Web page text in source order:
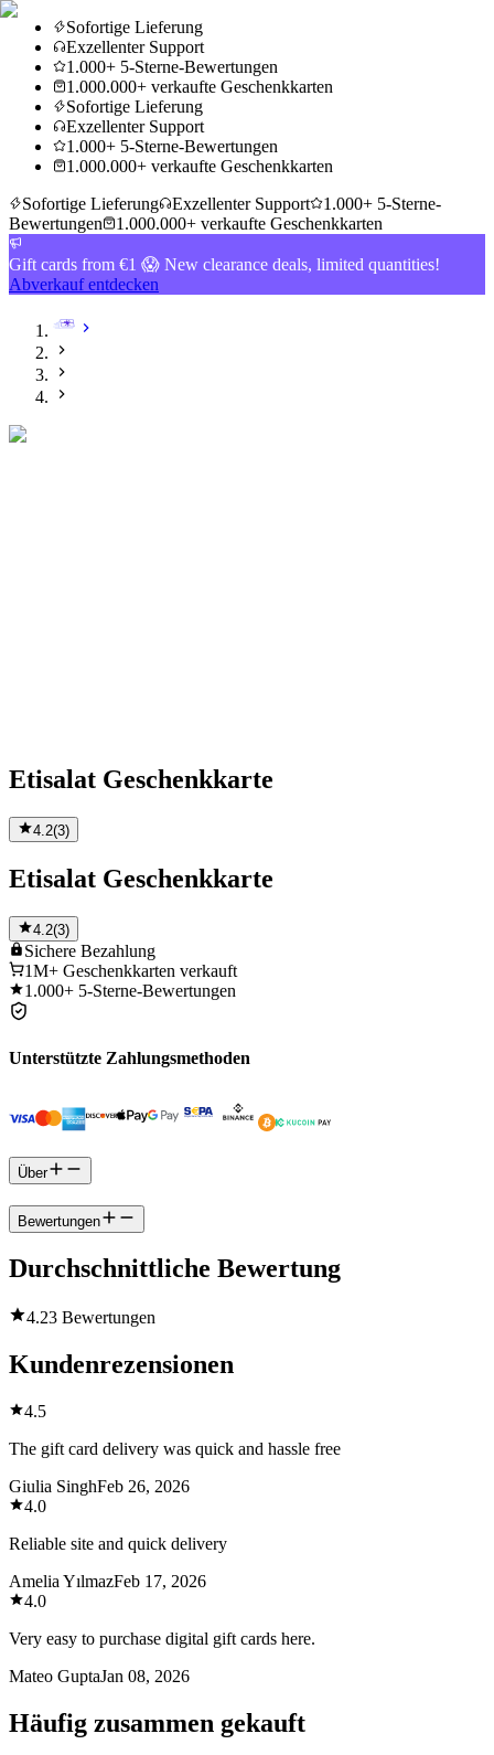
Sofortige Lieferung
Exzellenter Support
1.000+ 5-Sterne-Bewertungen
1.000.000+ verkaufte Geschenkkarten
Sofortige Lieferung
Exzellenter Support
1.000+ 5-Sterne-Bewertungen
1.000.000+ verkaufte Geschenkkarten
Sofortige Lieferung
Exzellenter Support
1.000+ 5-Sterne-
Bewertungen
1.000.000+ verkaufte Geschenkkarten
Gift cards from €1 😱 New clearance deals, limited quantities!
Abverkauf entdecken
Etisalat Geschenkkarte
4.2(3)
Etisalat Geschenkkarte
4.2(3)
Sichere Bezahlung
1M+ Geschenkkarten verkauft
1.000+ 5-Sterne-Bewertungen
Unterstützte Zahlungsmethoden
Über
Bewertungen
Durchschnittliche Bewertung
4.23 Bewertungen
Kundenrezensionen
4.5
The gift card delivery was quick and hassle free
Giulia SinghFeb 26, 2026
4.0
Reliable site and quick delivery
Amelia YılmazFeb 17, 2026
4.0
Very easy to purchase digital gift cards here.
Mateo GuptaJan 08, 2026
Häufig zusammen gekauft